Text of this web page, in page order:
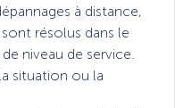
à distance,
résolus dans le
niveau de service.
situation ou la